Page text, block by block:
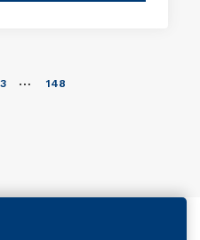
3 … 148